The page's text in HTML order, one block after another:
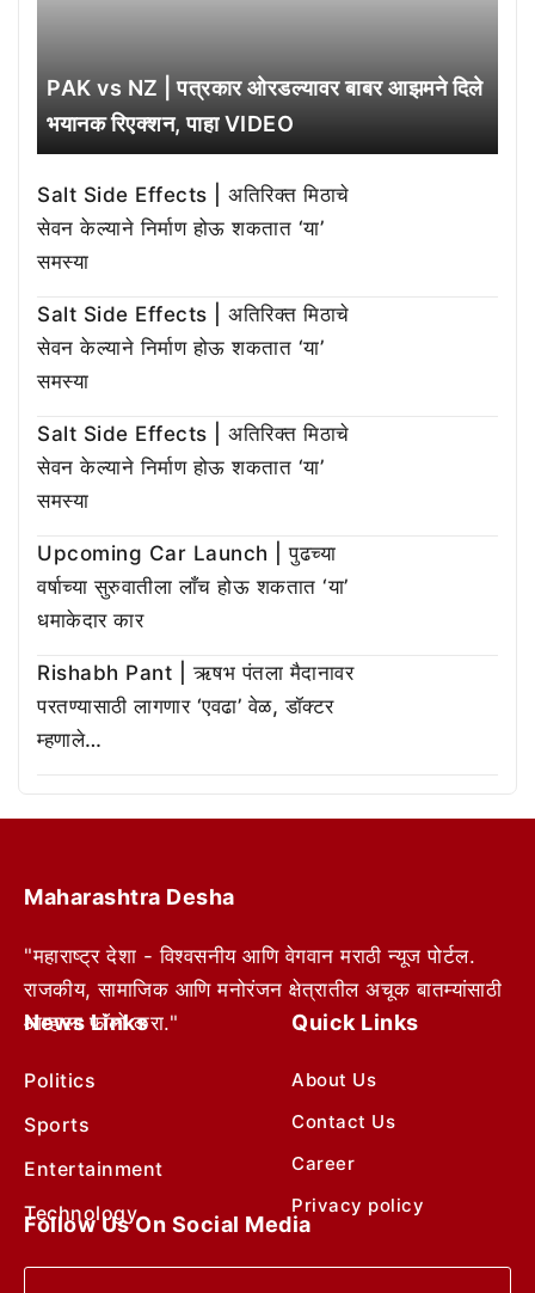
PAK vs NZ | पत्रकार ओरडल्यावर बाबर आझमने दिले
भयानक रिएक्शन, पाहा VIDEO
Salt Side Effects | अतिरिक्त मिठाचे
सेवन केल्याने निर्माण होऊ शकतात ‘या’
समस्या
Salt Side Effects | अतिरिक्त मिठाचे
सेवन केल्याने निर्माण होऊ शकतात ‘या’
समस्या
Salt Side Effects | अतिरिक्त मिठाचे
सेवन केल्याने निर्माण होऊ शकतात ‘या’
समस्या
Upcoming Car Launch | पुढच्या
वर्षाच्या सुरुवातीला लाँच होऊ शकतात ‘या’
धमाकेदार कार
Rishabh Pant | ऋषभ पंतला मैदानावर
परतण्यासाठी लागणार ‘एवढा’ वेळ, डॉक्टर
म्हणाले…
Maharashtra Desha
"महाराष्ट्र देशा - विश्वसनीय आणि वेगवान मराठी न्यूज पोर्टल.
राजकीय, सामाजिक आणि मनोरंजन क्षेत्रातील अचूक बातम्यांसाठी
आम्हाला फॉलो करा."
News Links
Politics
Sports
Entertainment
Technology
Quick Links
About Us
Contact Us
Career
Privacy policy
Follow Us On Social Media